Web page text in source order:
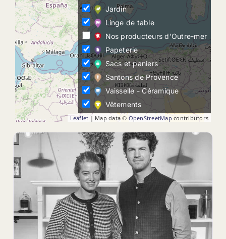
Leaflet | Map data © OpenStreetMap contributors
Jardin
Linge de table
Nos producteurs d'Outre-mer
Papeterie
Sacs et paniers
Santons de Provence
Vaisselle - Céramique
Vêtements